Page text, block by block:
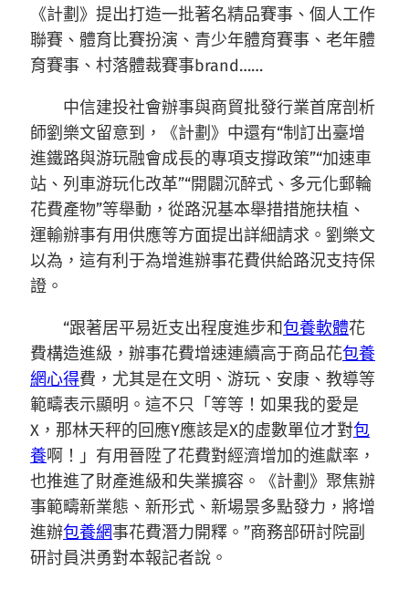
《計劃》提出打造一批著名精品賽事、個人工作
聯賽、體育比賽扮演、青少年體育賽事、老年體
育賽事、村落體裁賽事brand……
中信建投社會辦事與商貿批發行業首席剖析
師劉樂文留意到，《計劃》中還有“制訂出臺增
進鐵路與游玩融會成長的專項支撐政策”“加速車
站、列車游玩化改革”“開闢沉醉式、多元化郵輪
花費產物”等舉動，從路況基本舉措措施扶植、
運輸辦事有用供應等方面提出詳細請求。劉樂文
以為，這有利于為增進辦事花費供給路況支持保
證。
“跟著居平易近支出程度進步和包養軟體花
費構造進級，辦事花費增速連續高于商品花包養
網心得費，尤其是在文明、游玩、安康、教導等
範疇表示顯明。這不只「等等！如果我的愛是
X，那林天秤的回應Y應該是X的虛數單位才對包
養啊！」有用晉陞了花費對經濟增加的進獻率，
也推進了財產進級和失業擴容。《計劃》聚焦辦
事範疇新業態、新形式、新場景多點發力，將增
進辦包養網事花費潛力開釋。”商務部研討院副
研討員洪勇對本報記者說。